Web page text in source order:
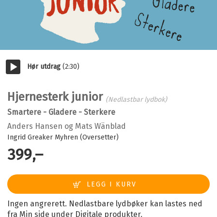
Hør utdrag (2:30)
Hjernesterk junior (Nedlastbar lydbok)
Smartere - Gladere - Sterkere
Anders Hansen og Mats Wänblad
Ingrid Greaker Myhren (Oversetter)
399,–
Ingen angrerett. Nedlastbare lydbøker kan lastes ned
fra Min side under Digitale produkter.